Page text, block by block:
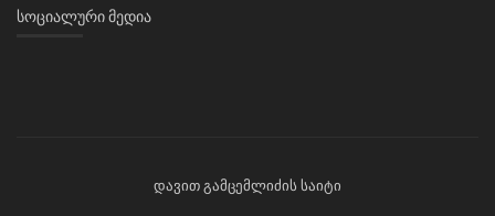
ᲡᲝᲪᲘᲐᲚᲣᲠᲘ ᲛᲔᲓᲘᲐ
დავით გამცემლიძის საიტი